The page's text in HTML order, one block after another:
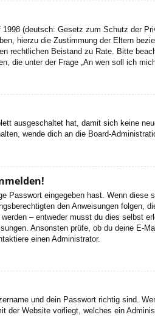
(deutsch: Gesetz zum Schutz der
hierzu die Zustimmung der Eltern
rechtlichen Beistand zu Rate. Bitte
die unter der Frage „An wen soll ich
ausgeschaltet hat, damit sich keine
wende dich an die Board-
Passwort eingegeben hast. Wenn
den Anweisungen
– entweder musst du dies selbst
Ansonsten prüfe, ob du deine
einen Administrator.
und dein Passwort richtig sind.
der Website vorliegt, welches ein